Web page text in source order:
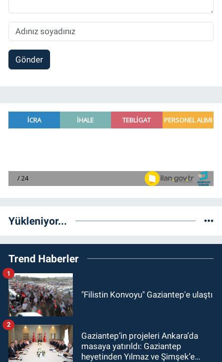
Gönder
Yükleniyor...
Trend Haberler
"Filistin Konvoyu" Gaziantep'e ulaştı
1
Gaziantep’in projeleri Ankara’da
masaya yatırıldı: Gaziantep
heyetinden Yılmaz ve Şimşek’e
2